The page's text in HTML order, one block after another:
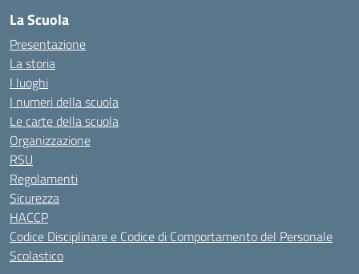
La Scuola
Presentazione
La storia
I luoghi
I numeri della scuola
Le carte della scuola
Organizzazione
RSU
Regolamenti
Sicurezza
HACCP
Codice Disciplinare e Codice di Comportamento del Personale
Scolastico